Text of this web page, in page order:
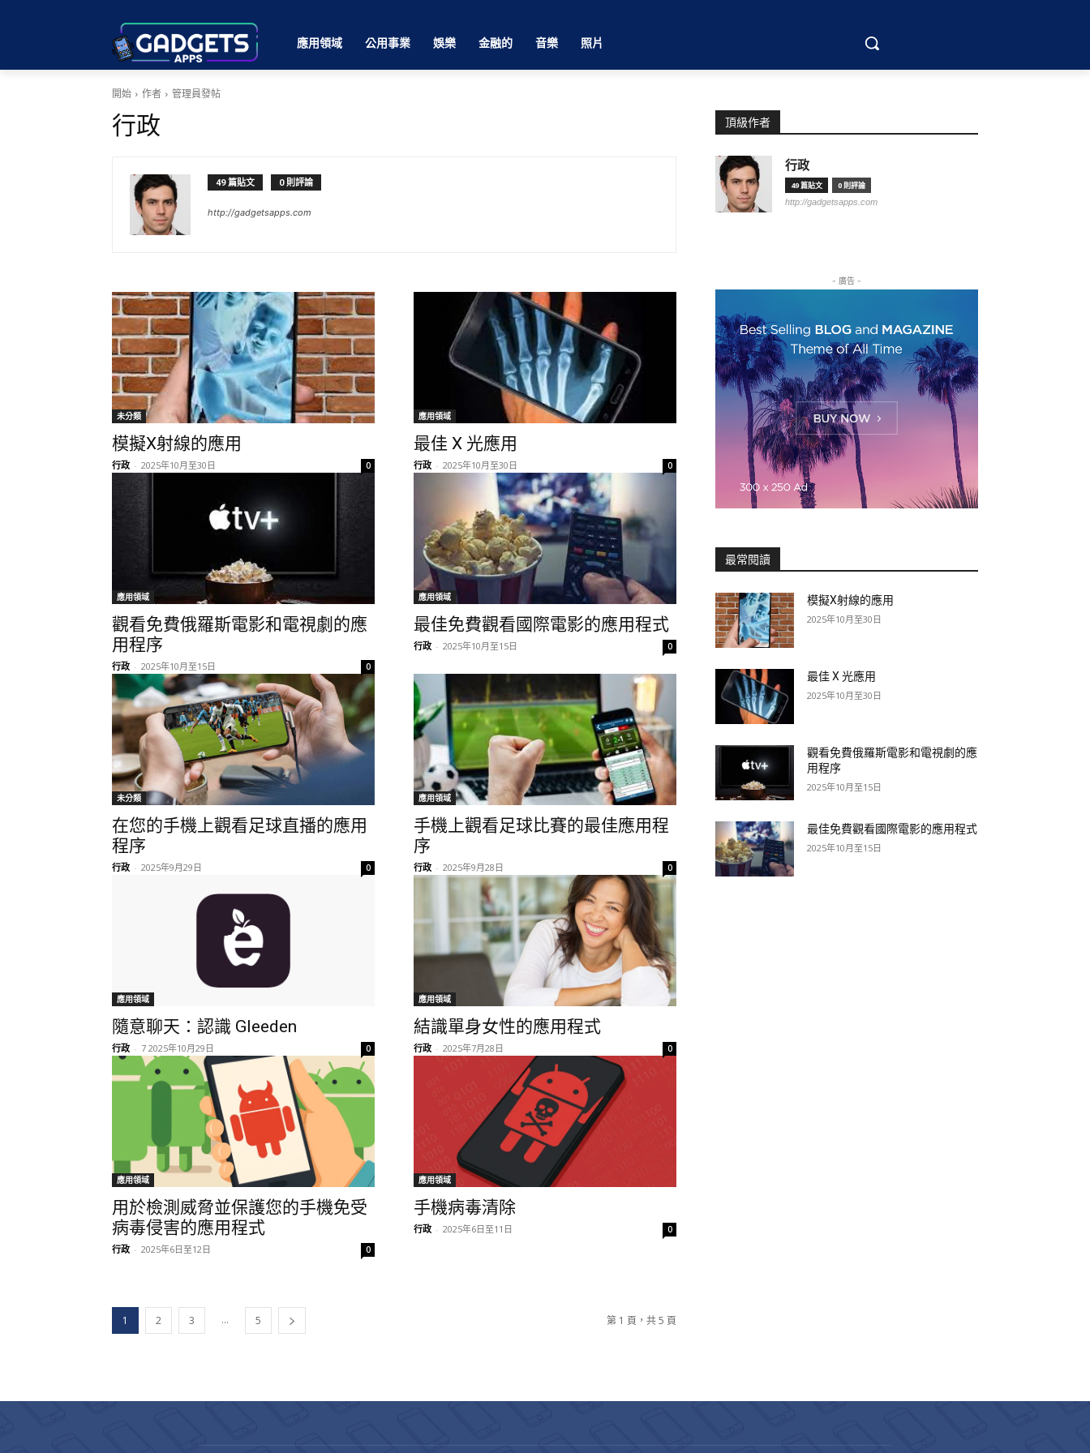
應用領域 公用事業 娛樂 金融的 音樂 照片
開始 作者 管理員發帖
行政
49 篇貼文 0 則評論
http://gadgetsapps.com
未分類
模擬X射線的應用
行政 - 2025年10月至30日 0
應用領域
最佳 X 光應用
行政 - 2025年10月至30日 0
應用領域
觀看免費俄羅斯電影和電視劇的應
用程序
行政 - 2025年10月至15日 0
應用領域
最佳免費觀看國際電影的應用程式
行政 - 2025年10月至15日 0
未分類
在您的手機上觀看足球直播的應用
程序
行政 - 2025年9月29日 0
應用領域
手機上觀看足球比賽的最佳應用程
序
行政 - 2025年9月28日 0
應用領域
隨意聊天：認識 Gleeden
行政 - 7 2025年10月29日 0
應用領域
結識單身女性的應用程式
行政 - 2025年7月28日 0
應用領域
用於檢測威脅並保護您的手機免受
病毒侵害的應用程式
行政 - 2025年6日至12日 0
應用領域
手機病毒清除
行政 - 2025年6日至11日 0
1 2 3 ... 5 第 1 頁，共 5 頁
頂級作者
行政
49 篇貼文 0 則評論
http://gadgetsapps.com
- 廣告 -
最常閱讀
模擬X射線的應用
2025年10月至30日
最佳 X 光應用
2025年10月至30日
觀看免費俄羅斯電影和電視劇的應
用程序
2025年10月至15日
最佳免費觀看國際電影的應用程式
2025年10月至15日